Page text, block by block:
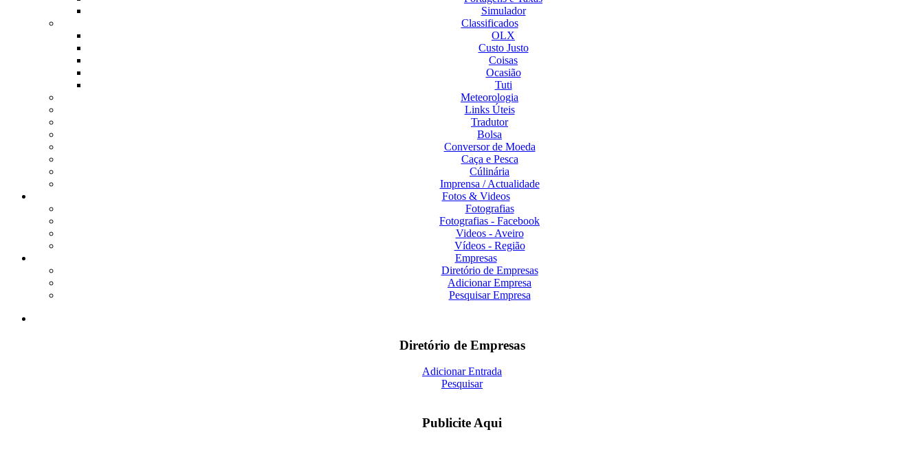
Simulador
Classificados
OLX
Custo Justo
Coisas
Ocasião
Tuti
Meteorologia
Links Úteis
Tradutor
Bolsa
Conversor de Moeda
Caça e Pesca
Cúlinária
Imprensa / Actualidade
Fotos & Videos
Fotografias
Fotografias - Facebook
Videos - Aveiro
Vídeos - Região
Empresas
Diretório de Empresas
Adicionar Empresa
Pesquisar Empresa
Diretório de Empresas
Adicionar Entrada
Pesquisar
Publicite Aqui